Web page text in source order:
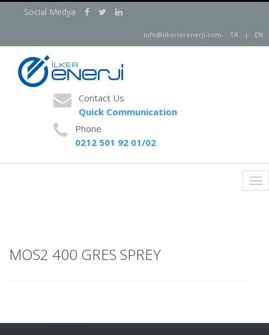
Social Medya
info@ilkerlerenerji.com TR | EN
Contact Us
Quick Communication
Phone
0212 501 92 01/02
MOS2 400 GRES SPREY